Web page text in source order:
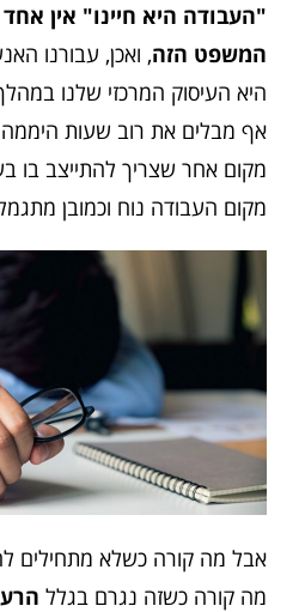
"העבודה היא חיינו" אין
המשפט הזה, ואכן, עבורנו
היא העיסוק המרכזי שלנו
אף מבלים את רוב שעות
מקום אחר שצריך להתייצב בו
מקום העבודה נוח וכמובן מתגמל
אבל מה קורה כשלא מתחילים
מה קורה כשזה נגרם בגלל